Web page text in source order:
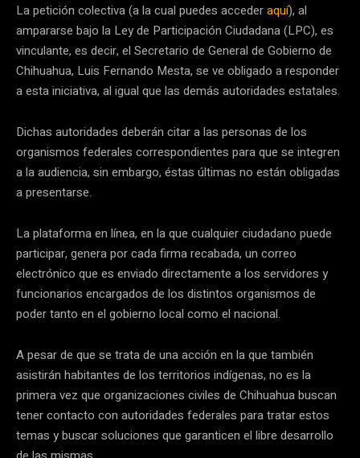
La petición colectiva (a la cual puedes accederaquí), al
ampararse bajo la Ley de Participación Ciudadana (LPC), es
vinculante, es decir, el Secretario de General de Gobierno de
Chihuahua, Luis Fernando Mesta, se ve obligado a responder
a esta iniciativa, al igual que las demás autoridades estatales.
Dichas autoridades deberán citar a las personas de los
organismos federales correspondientes para que se integren
a la audiencia, sin embargo, éstas últimas no están obligadas
a presentarse.
La plataforma en línea, en la que cualquier ciudadano puede
participar, genera por cada firma recabada, un correo
electrónico que es enviado directamente a los servidores y
funcionarios encargados de los distintos organismos de
poder tanto en el gobierno local como el nacional.
A pesar de que se trata de una acción en la que también
asistirán habitantes de los territorios indígenas, no es la
primera vez que organizaciones civiles de Chihuahua buscan
tener contacto con autoridades federales para tratar estos
temas y buscar soluciones que garanticen el libre desarrollo